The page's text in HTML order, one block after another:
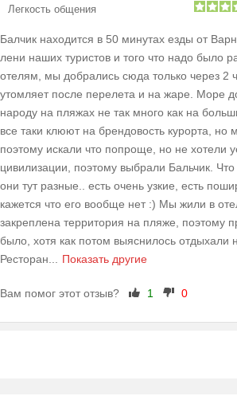
Легкость общения
Балчик находится в 50 минутах езды от
лени наших туристов и того что надо было
отелям, мы добрались сюда только через 2
утомляет после перелета и на жаре. Море
народу на пляжах не так много как на
все таки клюют на брендовость курорта,
поэтому искали что попроще, но не хотели
цивилизации, поэтому выбрали Бальчик.
они тут разные.. есть очень узкие, есть
кажется что его вообще нет :) Мы жили в
закреплена территория на пляже, поэтому
было, хотя как потом выяснилось отдыхали
Ресторан... Показать другие
Вам помог этот отзыв? 1 0